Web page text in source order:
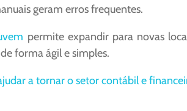
geram erros frequentes.
permite expandir para novas
forma ágil e simples.
a tornar o setor contábil e